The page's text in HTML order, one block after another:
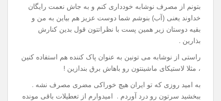
بتونم از مصرف نوشابه خودداری کنم و به جاش نعمت رایگان
خداوند یعنی (آب) بنوشم شما دوست عزیز هم بیاین به من و
بقیه دوستان زیر همین پست با نظراتتون قول بدین کنارش
بذارین .
راستی از نوشابه می تونین به عنوان پاک کننده هم استفاده کنین
، مثلا لاستیکای ماشینتون رو باهاش برق بندازین !
به امید روزی که تو ایران هیچ خوراکی مضری مصرف نشه .
ببخشید سرتون رو درد آوردم . امیدوارم از تعطیلات باقی مونده